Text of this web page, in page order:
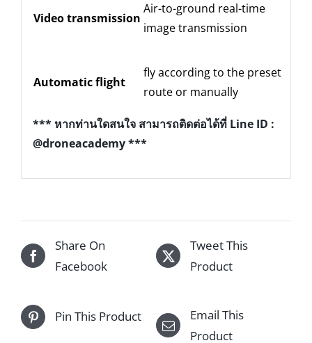
Videotransmission
Air-to-ground real-time
image transmission
Automatic flight
fly according to the preset
route or manually
*** หากท่านใดสนใจ สามารถติดต่อได้ที่ Line ID :
@droneacademy ***
Share On
Facebook
Tweet This
Product
Pin This Product
Email This
Product